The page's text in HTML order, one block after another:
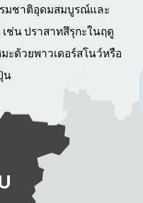
มชาติอุดมสมบูรณ์และ
ช่น ปราสาทสึรุกะในฤดู
ะด้วยพาวเดอร์สโนว์หรือ
น